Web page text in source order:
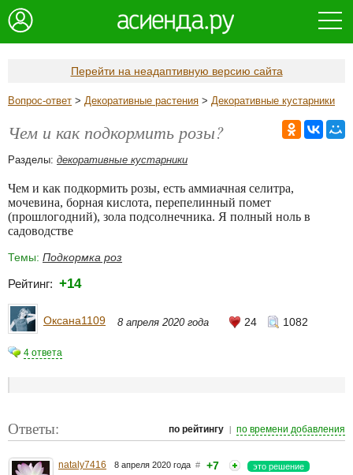
Перейти на неадаптивную версию сайта
Вопрос-ответ > Декоративные растения > Декоративные кустарники
Чем и как подкормить розы?
Разделы: декоративные кустарники
Чем и как подкормить розы, есть аммиачная селитра,
мочевина, борная кислота, перепелинный помет
(прошлогодний), зола подсолнечника. Я полный ноль в
садоводстве
Темы: Подкормка роз
Рейтинг: +14
Оксана1109 8 апреля 2020 года 24 1082
4 ответа
Ответы: по рейтингу | по времени добавления
nataly7416 8 апреля 2020 года # +7 это решение